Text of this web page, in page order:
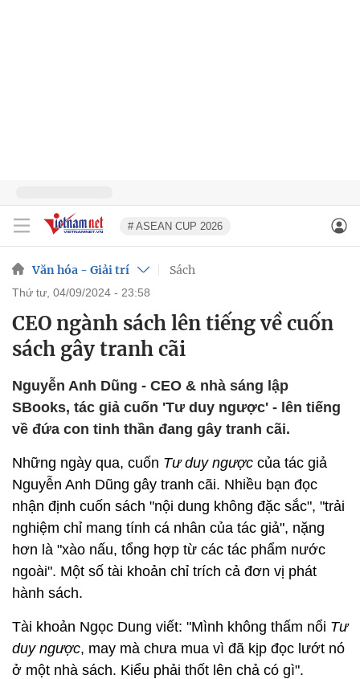
# ASEAN CUP 2026
Văn hóa - Giải trí Sách
thứ tư, 04/09/2024 - 23:58
CEO ngành sách lên tiếng về cuốn
sách gây tranh cãi
Nguyễn Anh Dũng - CEO & nhà sáng lập
SBooks, tác giả cuốn 'Tư duy ngược' - lên tiếng
về đứa con tinh thần đang gây tranh cãi.
Những ngày qua, cuốn Tư duy ngược của tác giả
Nguyễn Anh Dũng gây tranh cãi. Nhiều bạn đọc
nhận định cuốn sách "nội dung không đặc sắc", "trải
nghiệm chỉ mang tính cá nhân của tác giả", nặng
hơn là "xào nấu, tổng hợp từ các tác phẩm nước
ngoài". Một số tài khoản chỉ trích cả đơn vị phát
hành sách.
Tài khoản Ngọc Dung viết: "Mình không thấm nổi Tư
duy ngược, may mà chưa mua vì đã kịp đọc lướt nó
ở một nhà sách. Kiểu phải thốt lên chả có gì".